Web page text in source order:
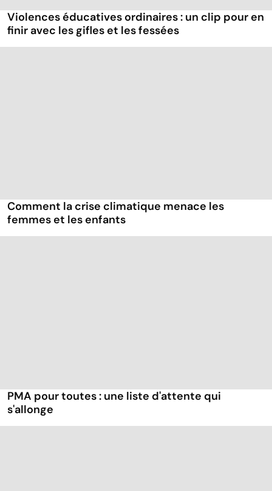
Violences éducatives ordinaires : un clip pour en
finir avec les gifles et les fessées
Comment la crise climatique menace les
femmes et les enfants
PMA pour toutes : une liste d'attente qui
s'allonge